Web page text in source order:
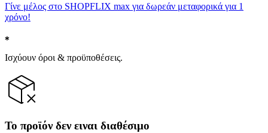
Γίνε μέλος στο SHOPFLIX max για δωρεάν μεταφορικά για 1
χρόνο!
Ισχύουν όροι & προϋποθέσεις.
Το προϊόν δεν ειναι διαθέσιμο